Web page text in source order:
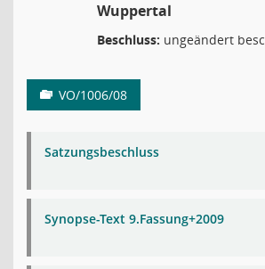
Wuppertal
Beschluss: ungeändert
VO/1006/08
Satzungsbeschluss
Synopse-Text 9.Fassung+2009